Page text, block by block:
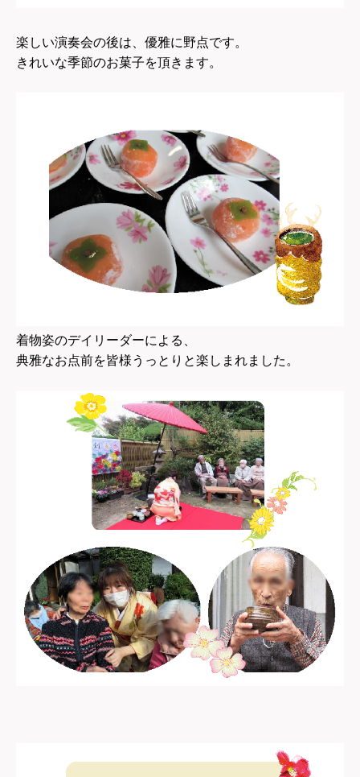
楽しい演奏会の後は、優雅に野点です。
きれいな季節のお菓子を頂きます。
着物姿のデイリーダーによる、
典雅なお点前を皆様うっとりと楽しまれました。